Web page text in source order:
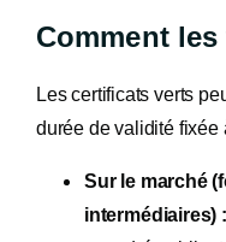
Comment
Les certificats verts
durée de validité fixée
Sur le marché
intermédiaires) :